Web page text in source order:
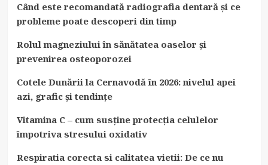
Când este recomandată radiografia dentară și ce
probleme poate descoperi din timp
Rolul magneziului în sănătatea oaselor și
prevenirea osteoporozei
Cotele Dunării la Cernavodă în 2026: nivelul apei
azi, grafic și tendințe
Vitamina C – cum susține protecția celulelor
împotriva stresului oxidativ
Respiratia corecta si calitatea vietii: De ce nu